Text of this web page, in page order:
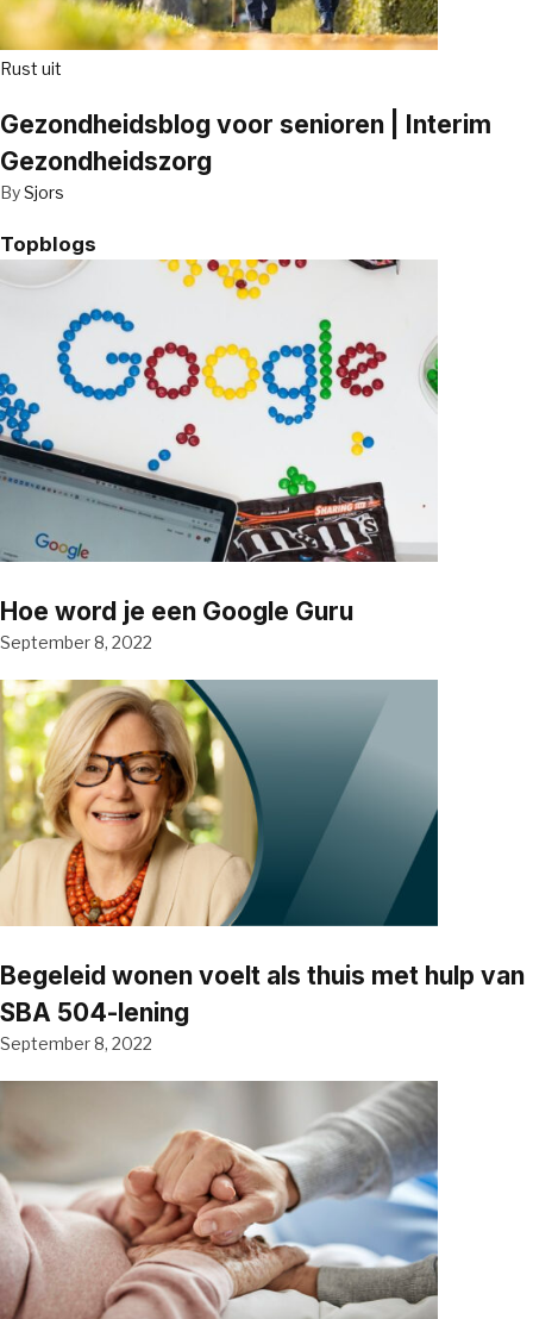
Rust uit
Gezondheidsblog voor senioren | Interim
Gezondheidszorg
BySjors
Topblogs
Hoe word je een Google Guru
September 8, 2022
Begeleid wonen voelt als thuis met hulp van
SBA 504-lening
September 8, 2022